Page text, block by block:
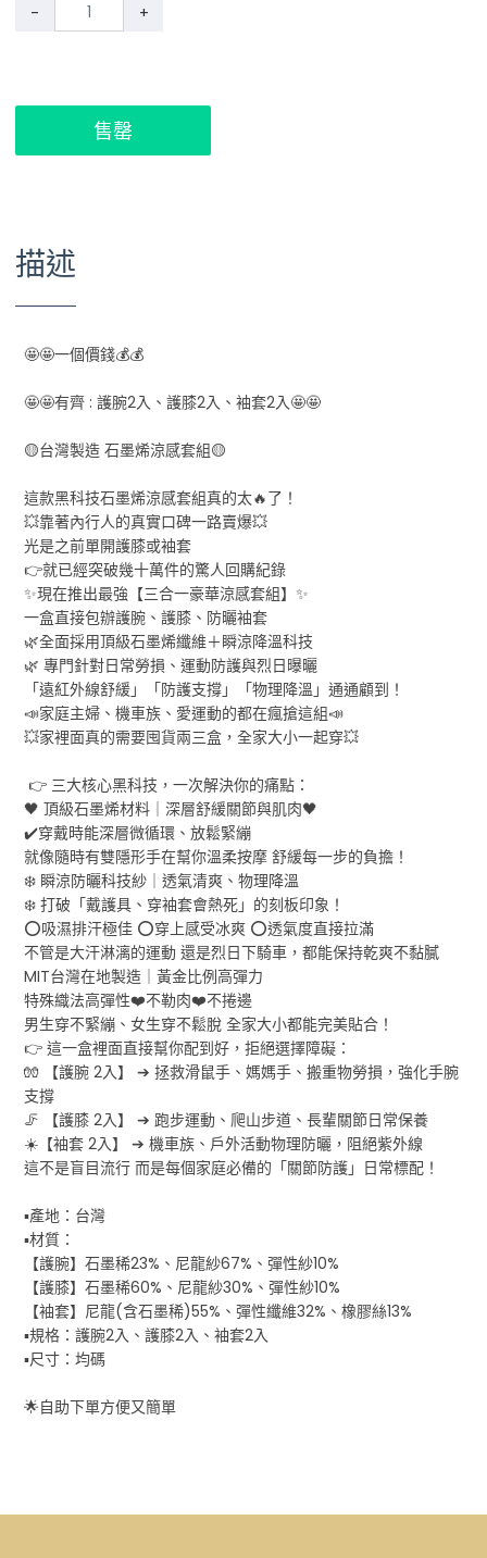
- +
售罄
描述
🤩🤩一個價錢💰💰
🤩🤩有齊 : 護腕2入、護膝2入、袖套2入🤩🤩
🟡台灣製造 石墨烯涼感套組🟡
這款黑科技石墨烯涼感套組真的太🔥了！
💥靠著內行人的真實口碑一路賣爆💥
光是之前單開護膝或袖套
👉就已經突破幾十萬件的驚人回購紀錄
✨現在推出最強【三合一豪華涼感套組】✨
一盒直接包辦護腕、護膝、防曬袖套
🌿全面採用頂級石墨烯纖維＋瞬涼降溫科技
🌿 專門針對日常勞損、運動防護與烈日曝曬
「遠紅外線舒緩」「防護支撐」「物理降溫」通通顧到！
📣家庭主婦、機車族、愛運動的都在瘋搶這組📣
💥家裡面真的需要囤貨兩三盒，全家大小一起穿💥
👉 三大核心黑科技，一次解決你的痛點：
🖤 頂級石墨烯材料｜深層舒緩關節與肌肉🖤
✔️穿戴時能深層微循環、放鬆緊繃
就像隨時有雙隱形手在幫你溫柔按摩 舒緩每一步的負擔！
❄️ 瞬涼防曬科技紗｜透氣清爽、物理降溫
❄️ 打破「戴護具、穿袖套會熱死」的刻板印象！
⭕吸濕排汗極佳 ⭕穿上感受冰爽 ⭕透氣度直接拉滿
不管是大汗淋漓的運動 還是烈日下騎車，都能保持乾爽不黏膩
MIT台灣在地製造｜黃金比例高彈力
特殊織法高彈性❤️不勒肉❤️不捲邊
男生穿不緊繃、女生穿不鬆脫 全家大小都能完美貼合！
👉 這一盒裡面直接幫你配到好，拒絕選擇障礙：
🧤 【護腕 2入】 ➔ 拯救滑鼠手、媽媽手、搬重物勞損，強化手腕
支撐
🦵 【護膝 2入】 ➔ 跑步運動、爬山步道、長輩關節日常保養
☀️【袖套 2入】 ➔ 機車族、戶外活動物理防曬，阻絕紫外線
這不是盲目流行 而是每個家庭必備的「關節防護」日常標配！
▪️產地：台灣
▪️材質：
【護腕】石墨稀23%、尼龍紗67%、彈性紗10%
【護膝】石墨稀60%、尼龍紗30%、彈性紗10%
【袖套】尼龍(含石墨稀)55%、彈性纖維32%、橡膠絲13%
▪️規格：護腕2入、護膝2入、袖套2入
▪️尺寸：均碼
🌟自助下單方便又簡單